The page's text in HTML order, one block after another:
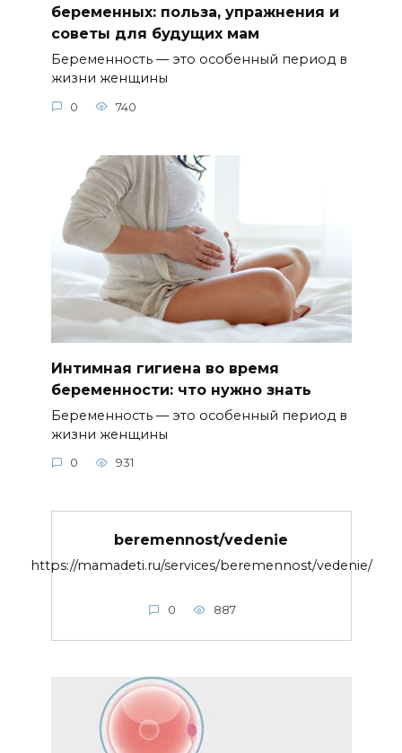
беременных: польза, упражнения и
советы для будущих мам
Беременность — это особенный период в
жизни женщины
0 740
Интимная гигиена во время
беременности: что нужно знать
Беременность — это особенный период в
жизни женщины
0 931
beremennost/vedenie
https://mamadeti.ru/services/beremennost/vedenie/
0 887